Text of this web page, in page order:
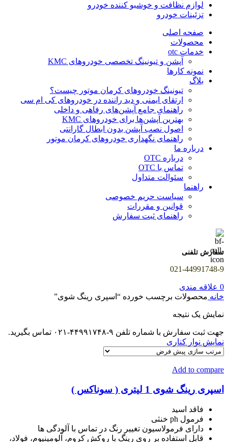
لوازم نظافت و خوشبو کننده خودرو
تزئینات خودرو
صفحه اصلی
محصولات
خدمات otc
آپشن و تیونینگ تخصصی خودروهای KMC
نمونه کارها
بلاگ
تیونینگ خودروهای کرمان موتور چیست؟
ارتقای ایمنی و دید راننده در خودروهای کی ام سی
راهنمای جامع آپشن‌های رفاهی و داخلی
بهترین آپشن‌ها برای خودروهای KMC
اصول نصب آپشن بدون ابطال گارانتی
راهنمای نگهداری خودروهای کرمان موتور
درباره ما
درباره OTC
تماس با OTC
سئوالت متداول
راهنما
سیاست حریم خصوصی
قوانین و مقررات
راهنمای ثبت سفارش
سفارش تلفنی
021-44991748-9
0 علاقه مندی
خانه محصولات برچسب خورده “اسپری رینگ شوی”
نمایش یک نتیجه
جهت ثبت سفارش با شماره تلفن ۹-۴۴۹۹۱۷۴۸-۰۲۱ تماس بگیرید.
نمایش نوار کناری
Add to compare
اسپری رینگ شوی 1 لیتری ( سوناکس )
فاقد اسید
فرمول ph خنثی
دارای فرمولاسیون تغییر رنگ در تماس با آلودگی ها
قابل استفاده بر روی رینگ با روکش کروم، آلومینیوم، فولاد،